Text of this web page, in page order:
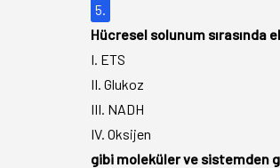
5.
Hücresel solunum sırasında
I. ETS
II. Glukoz
III. NADH
IV. Oksijen
gibi moleküler ve sistemden